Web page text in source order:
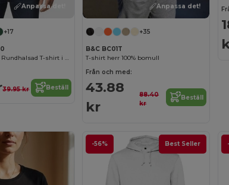
Anpassa det!
+17
Hållbar Klassisk Rundhalsad T-shirt i Bomull
39.95 kr Beställ
Anpassa det!
+35
B&C BC01T
T-shirt herr 100% bomull
Från och med:
43.88
kr
88.40
kr
Beställ
-56% Best Seller